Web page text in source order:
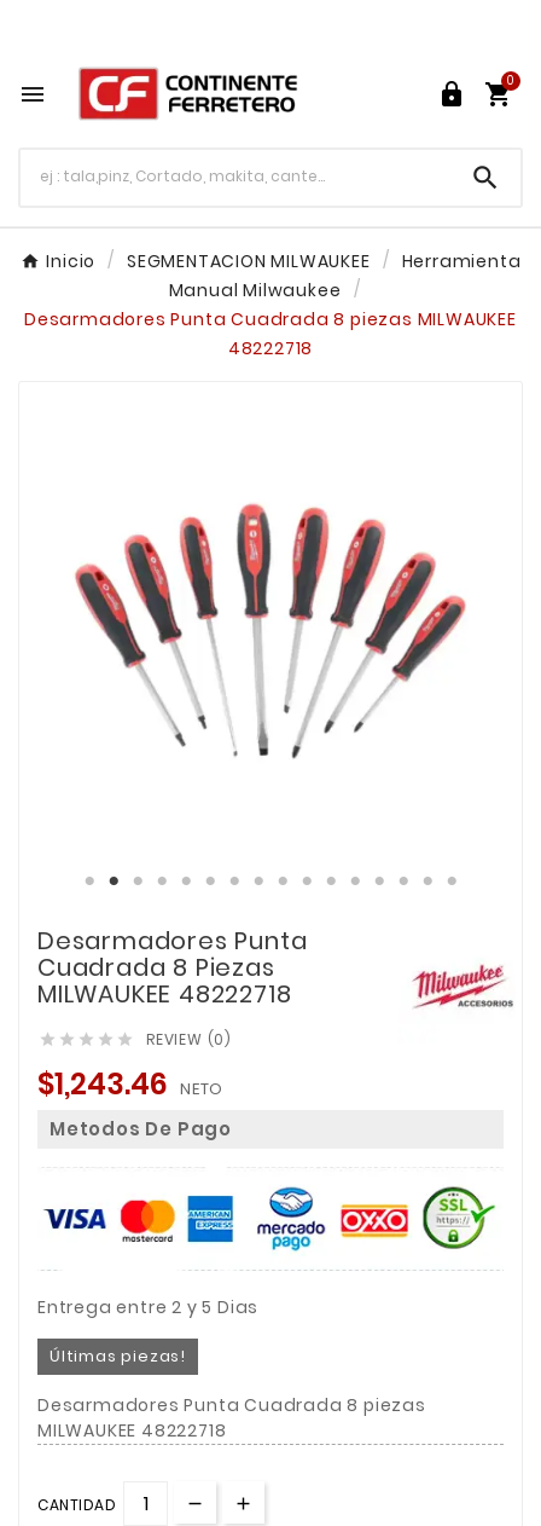
  
0

Inicio SEGMENTACION MILWAUKEE
Herramienta
Manual Milwaukee
Desarmadores Punta Cuadrada 8 piezas MILWAUKEE
48222718
Desarmadores Punta
Cuadrada 8 Piezas
MILWAUKEE 48222718
     REVIEW (0)
$1,243.46 NETO
Metodos De Pago
Entrega entre 2 y 5 Dias
Últimas piezas!
Desarmadores Punta Cuadrada 8 piezas
MILWAUKEE 48222718
CANTIDAD